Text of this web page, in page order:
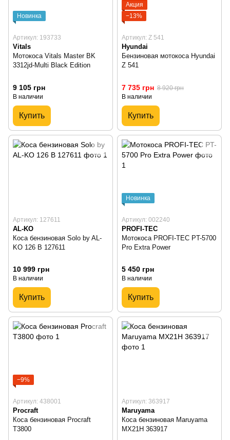
Новинка
Артикул: 193733
Vitals
Мотокоса Vitals Master BK
3312jd-Multi Black Edition
9 105 грн
В наличии
Купить
Акция
−13%
Артикул: Z 541
Hyundai
Бензиновая мотокоса Hyundai
Z 541
7 735 грн 8 920 грн
В наличии
Купить
Артикул: 127611
AL-KO
Коса бензиновая Solo by AL-
KO 126 В 127611
10 999 грн
В наличии
Купить
Новинка
Артикул: 002240
PROFI-TEC
Мотокоса PROFI-TEC PT-5700
Pro Extra Power
5 450 грн
В наличии
Купить
−9%
Артикул: 438001
Procraft
Коса бензиновая Procraft
T3800
Артикул: 363917
Maruyama
Коса бензиновая Maruyama
MX21H 363917